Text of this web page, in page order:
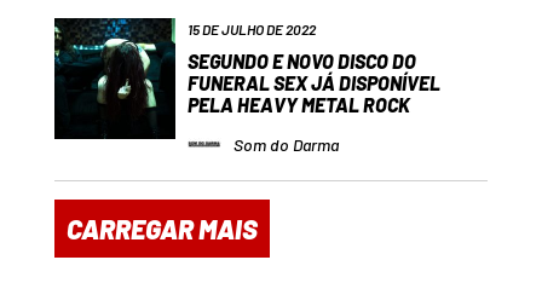
15 DE JULHO DE 2022
SEGUNDO E NOVO DISCO DO
FUNERAL SEX JÁ DISPONÍVEL
PELA HEAVY METAL ROCK
Som do Darma
CARREGAR MAIS